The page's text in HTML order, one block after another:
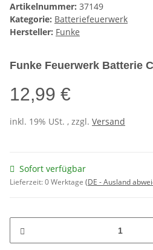
Artikelnummer: 37149
Kategorie: Batteriefeuerwerk
Hersteller: Funke
Funke Feuerwerk Batterie
12,99 €
inkl. 19% USt. , zzgl. Versand
Sofort verfügbar
Lieferzeit:0 Werktage (DE - Ausland